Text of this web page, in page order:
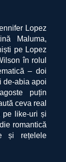
Lopez
Maluma,
pe Lopez
în rolul
– doi
de-abia apoi
puțin
ceva real
pe like-uri și
romantică
și rețelele